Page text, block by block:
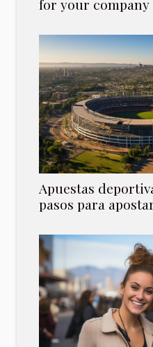
for your company
Apuestas
pasos para